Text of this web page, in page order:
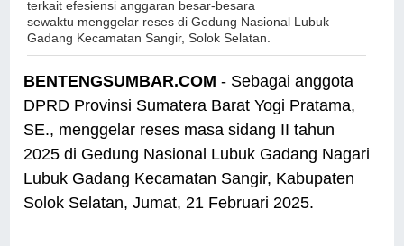
terkait efesiensi anggaran besar-besara
sewaktu menggelar reses di Gedung Nasional Lubuk
Gadang Kecamatan Sangir, Solok Selatan
BENTENGSUMBAR.COM - Sebagai anggota
DPRD Provinsi Sumatera Barat Yogi Pratama,
SE., menggelar reses masa sidang II tahun
2025 di Gedung Nasional Lubuk Gadang Nagari
Lubuk Gadang Kecamatan Sangir, Kabupaten
Solok Selatan, Jumat, 21 Februari 2025.